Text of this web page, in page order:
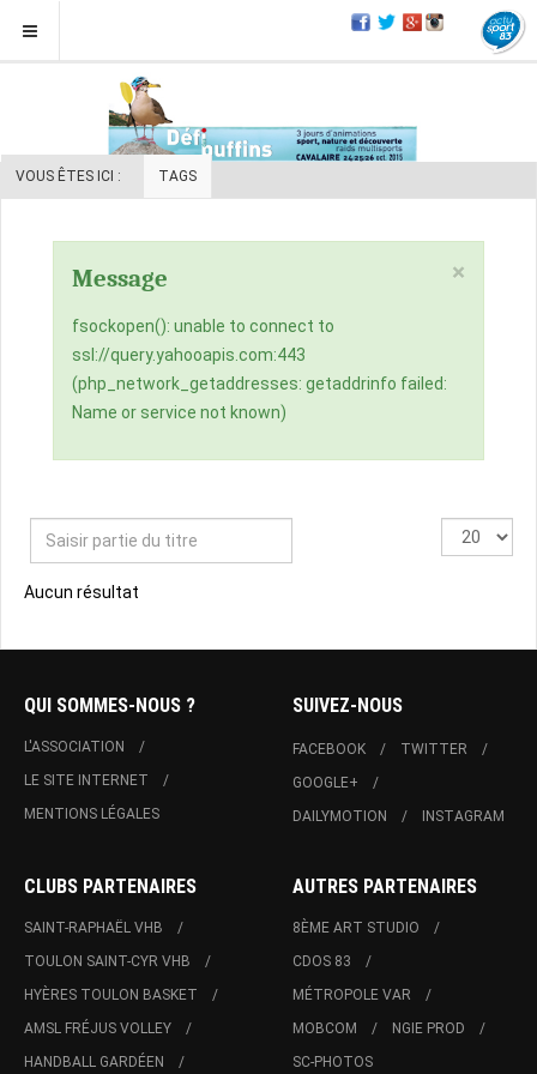
VOUS ÊTES ICI : TAGS
×
Message
fsockopen(): unable to connect to
ssl://query.yahooapis.com:443
(php_network_getaddresses: getaddrinfo failed:
Name or service not known)
Saisir
partie
du
Affichage
#
Aucun résultat
QUI SOMMES-NOUS ?
L'ASSOCIATION
LE SITE INTERNET
MENTIONS LÉGALES
SUIVEZ-NOUS
FACEBOOK
TWITTER
GOOGLE+
DAILYMOTION
INSTAGRAM
CLUBS PARTENAIRES
SAINT-RAPHAËL VHB
TOULON SAINT-CYR VHB
HYÈRES TOULON BASKET
AMSL FRÉJUS VOLLEY
HANDBALL GARDÉEN
AUTRES PARTENAIRES
8ÈME ART STUDIO
CDOS 83
MÉTROPOLE VAR
MOBCOM
NGIE PROD
SC-PHOTOS